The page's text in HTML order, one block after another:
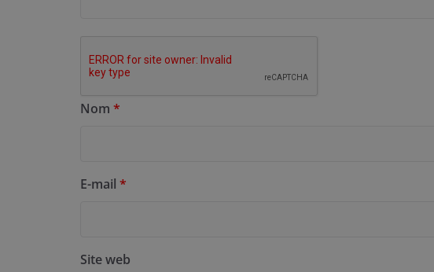
Nom *
E-mail *
Site web